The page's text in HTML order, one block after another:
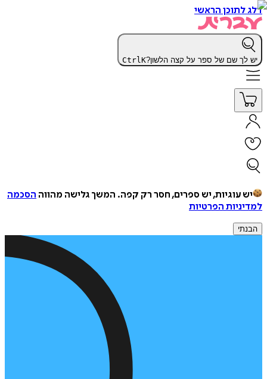
דלג לתוכן הראשי
יש לך שם של ספר על קצה הלשון? CtrlK
יש עוגיות, יש ספרים, חסר רק קפה. המשך גלישה מהווה הסכמה
למדיניות הפרטיות
הבנתי